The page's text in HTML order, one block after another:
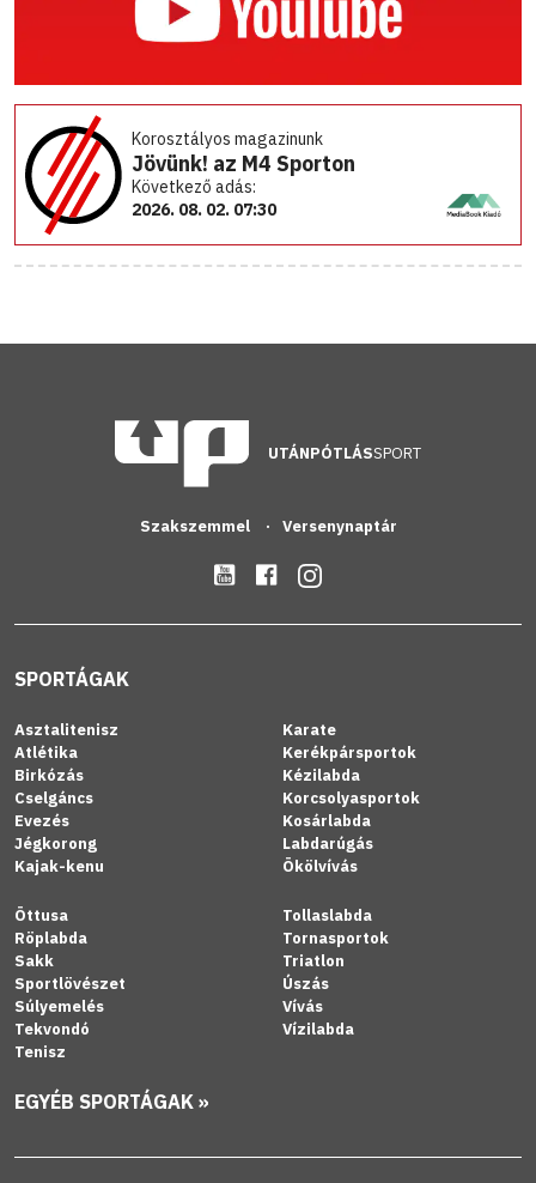
Korosztályos magazinunk
Jövünk! az M4 Sporton
Következő adás:
2026. 08. 02. 07:30
UTÁNPÓTLÁSSPORT
Szakszemmel Versenynaptár
SPORTÁGAK
Asztalitenisz
Atlétika
Birkózás
Cselgáncs
Evezés
Jégkorong
Kajak-kenu
Karate
Kerékpársportok
Kézilabda
Korcsolyasportok
Kosárlabda
Labdarúgás
Ökölvívás
Öttusa
Röplabda
Sakk
Sportlövészet
Súlyemelés
Tekvondó
Tenisz
Tollaslabda
Tornasportok
Triatlon
Úszás
Vívás
Vízilabda
EGYÉB SPORTÁGAK »